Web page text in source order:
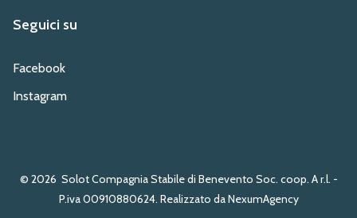
Seguici su
Facebook
Instagram
© 2026 Solot Compagnia Stabile di Benevento Soc. coop. A r.l. -
P.iva 00910880624. Realizzato da NexumAgency